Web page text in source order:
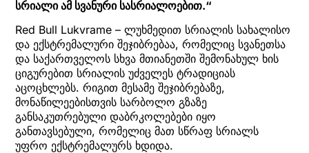
სრიალი ამ სვანური სასრიალოებით.“
Red Bull Lukvrame – ლუხმედით სრიალის სახალისო
და ექსტრემალური შეჯიბრებაა, რომელიც სვანეთსა
და საქართველოს სხვა მთიანეთში შემონახულ ხის
ციგურებით სრიალის უძველეს ტრადიციას
აცოცხლებს. რიგით მესამე შეჯიბრებაზე,
მონაწილეებისთვის სარბოლო გზაზე
განსაკუთრებული დაბრკოლებები იყო
განთავსებული, რომელიც მათ სწრაფ სრიალს
უფრო ექსტრემალურს ხდიდა.